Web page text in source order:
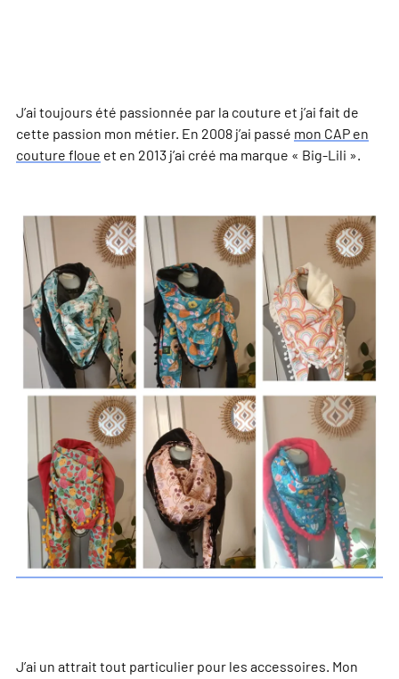
J’ai toujours été passionnée par la couture et j’ai fait de
cette passion mon métier. En 2008 j’ai passé mon CAP en
couture floue et en 2013 j’ai créé ma marque « Big-Lili ».
J’ai un attrait tout particulier pour les accessoires. Mon